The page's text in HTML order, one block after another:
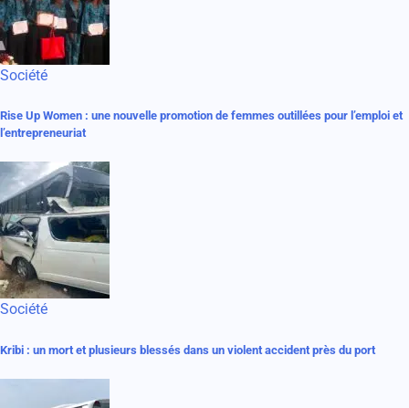
Société
Rise Up Women : une nouvelle promotion de femmes outillées pour l’emploi et
l’entrepreneuriat
Société
Kribi : un mort et plusieurs blessés dans un violent accident près du port